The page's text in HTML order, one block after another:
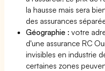
la hausse mais sera
des assurances
Géographie :votre
d'une assurance RC
invisibles en industrie
certaines zones